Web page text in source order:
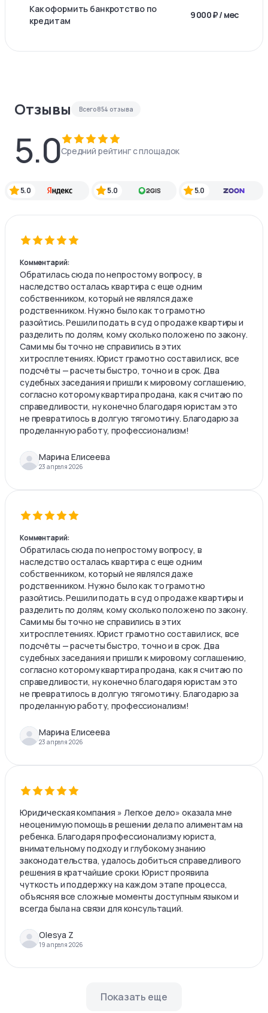
Как оформить банкротство по
кредитам
9 000 ₽ / мес
Отзывы Всего854 отзыва
5.0Средний рейтинг с площадок
5.0 5.0 5.0
Комментарий:
Обратилась сюда по непростому вопросу, в
наследство осталась квартира с еще одним
собственником, который не являлся даже
родственником. Нужно было как то грамотно
разойтись. Решили подать в суд о продаже квартиры и
разделить по долям, кому сколько положено по закону.
Сами мы бы точно не справились в этих
хитросплетениях. Юрист грамотно составил иск, все
подсчёты — расчеты быстро, точно и в срок. Два
судебных заседания и пришли к мировому соглашению,
согласно которому квартира продана, как я считаю по
справедливости, ну конечно благодаря юристам это
не превратилось в долгую тягомотину. Благодарю за
проделанную работу, профессионализм!
Марина Елисеева
23 апреля 2026
Комментарий:
Обратилась сюда по непростому вопросу, в
наследство осталась квартира с еще одним
собственником, который не являлся даже
родственником. Нужно было как то грамотно
разойтись. Решили подать в суд о продаже квартиры и
разделить по долям, кому сколько положено по закону.
Сами мы бы точно не справились в этих
хитросплетениях. Юрист грамотно составил иск, все
подсчёты — расчеты быстро, точно и в срок. Два
судебных заседания и пришли к мировому соглашению,
согласно которому квартира продана, как я считаю по
справедливости, ну конечно благодаря юристам это
не превратилось в долгую тягомотину. Благодарю за
проделанную работу, профессионализм!
Марина Елисеева
23 апреля 2026
Юридическая компания » Легкое дело» оказала мне
неоценимую помощь в решении дела по алиментам на
ребенка. Благодаря профессионализму юриста,
внимательному подходу и глубокому знанию
законодательства, удалось добиться справедливого
решения в кратчайшие сроки. Юрист проявила
чуткость и поддержку на каждом этапе процесса,
объясняя все сложные моменты доступным языком и
всегда была на связи для консультаций.
Olesya Z
19 апреля 2026
Показать еще